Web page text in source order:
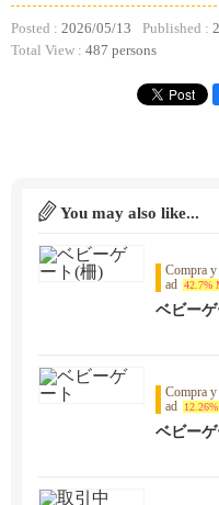
Posted : 2026/05/13 Published :
Total View : 487 persons
You may also like...
Compra y
ad 42.7%
ベビー
Compra y
ad
ベビーゲ